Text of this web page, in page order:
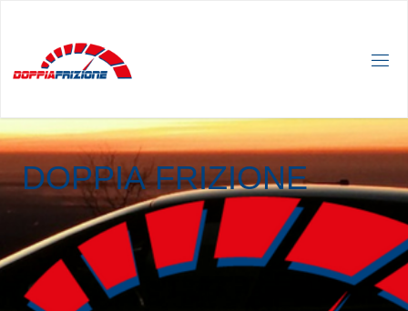
DOPPIA FRIZIONE